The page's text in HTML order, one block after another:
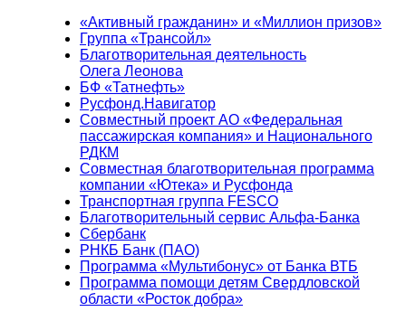
«Активный гражданин» и «Миллион призов»
Группа «Трансойл»
Благотворительная деятельность
Олега Леонова
БФ «Татнефть»
Русфонд.Навигатор
Совместный проект АО «Федеральная
пассажирская компания» и Национального
РДКМ
Совместная благотворительная программа
компании «Ютека» и Русфонда
Транспортная группа FESCO
Благотворительный сервис Альфа-Банка
Сбербанк
РНКБ Банк (ПАО)
Программа «Мультибонус» от Банка ВТБ
Программа помощи детям Свердловской
области «Росток добра»